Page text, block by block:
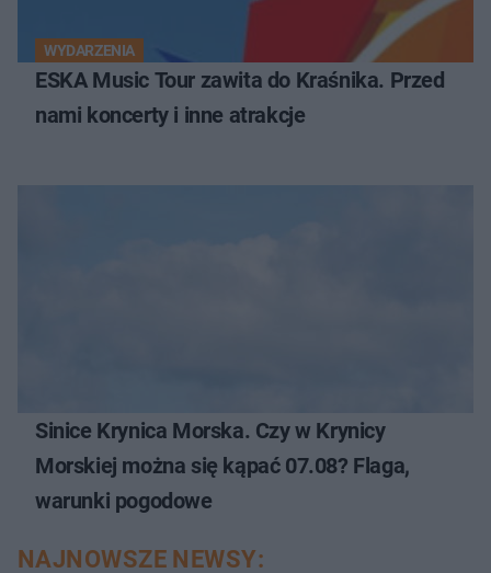
WYDARZENIA
ESKA Music Tour zawita do Kraśnika. Przed
nami koncerty i inne atrakcje
Sinice Krynica Morska. Czy w Krynicy
Morskiej można się kąpać 07.08? Flaga,
warunki pogodowe
NAJNOWSZE NEWSY: